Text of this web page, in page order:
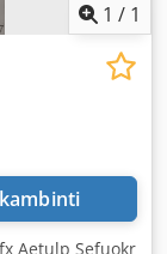
1 / 1
Aetulp Sefuokr